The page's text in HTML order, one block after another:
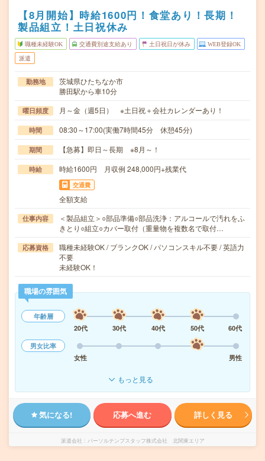
【8月開始】時給1600円！食堂あり！長期！
製品組立！土日祝休み
職種未経験OK 交通費別途支給あり 土日祝日が休み WEB登録OK
派遣
勤務地
茨城県ひたちなか市
勝田駅から車10分
曜日頻度 月～金（週5日） ※土日祝＋会社カレンダーあり！
時間 08:30～17:00(実働7時間45分 休憩45分)
期間 【急募】即日～長期 ※8月～！
時給 時給1600円 月収例 248,000円+残業代
交通費
全額支給
仕事内容
＜製品組立＞○部品準備○部品洗浄：アルコールで汚れをふ
きとり○組立○カバー取付（重量物を複数名で取付…
応募資格
職種未経験OK / ブランクOK / パソコンスキル不要 / 英語力
不要
未経験OK！
職場の雰囲気
年齢層
20代
30代 40代 50代
60代
男女比率
女性
男性
もっと見る
気になる! 応募へ進む 詳しく見る
派遣会社 パーソルテンプスタッフ株式会社 北関東エリア